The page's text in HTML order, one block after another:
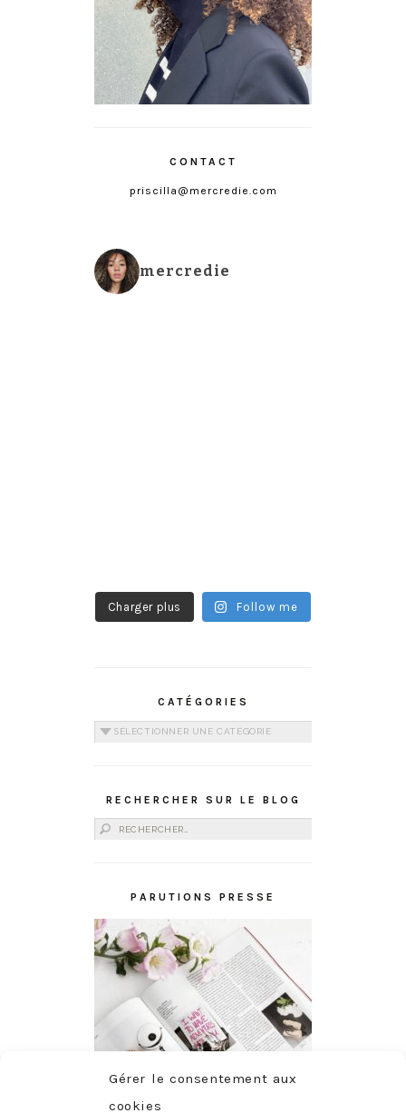
Gérer le consentement aux
cookies
CONTACT
priscilla@mercredie.com
mercredie
Charger plus Follow me
CATÉGORIES
Catégories
RECHERCHER SUR LE BLOG
Rechercher :
PARUTIONS PRESSE